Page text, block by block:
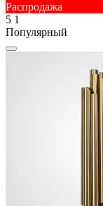
Распродажа
5 1
Популярный